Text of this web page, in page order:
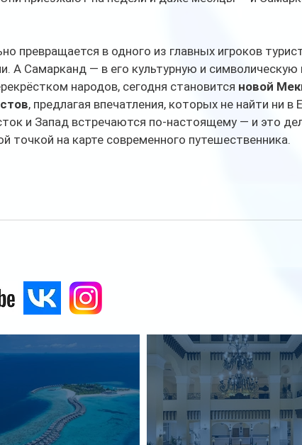
превращается в одного из главных игроков
А Самарканд — в его культурную и символическую
народов, сегодня становится новой
, предлагая впечатления, которых не найти ни в
и Запад встречаются по-настоящему — и это
точкой на карте современного путешественника.